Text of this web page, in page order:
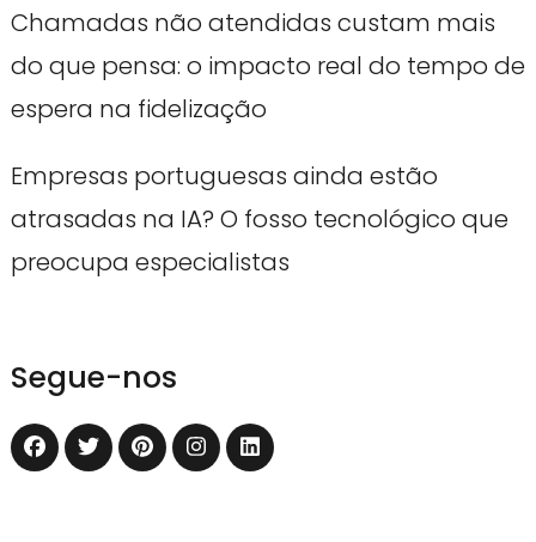
Chamadas não atendidas custam mais
do que pensa: o impacto real do tempo de
espera na fidelização
Empresas portuguesas ainda estão
atrasadas na IA? O fosso tecnológico que
preocupa especialistas
Segue-nos